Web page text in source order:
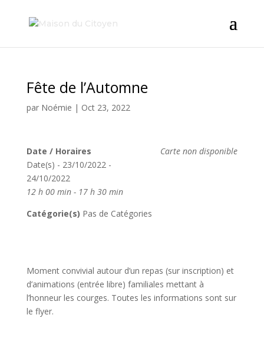
Fête de l’Automne
par Noémie | Oct 23, 2022
Carte non disponible
Date / Horaires
Date(s) - 23/10/2022 -
24/10/2022
12 h 00 min - 17 h 30 min
Catégorie(s) Pas de Catégories
Moment convivial autour d’un repas (sur inscription) et
d’animations (entrée libre) familiales mettant à
l’honneur les courges. Toutes les informations sont sur
le flyer.